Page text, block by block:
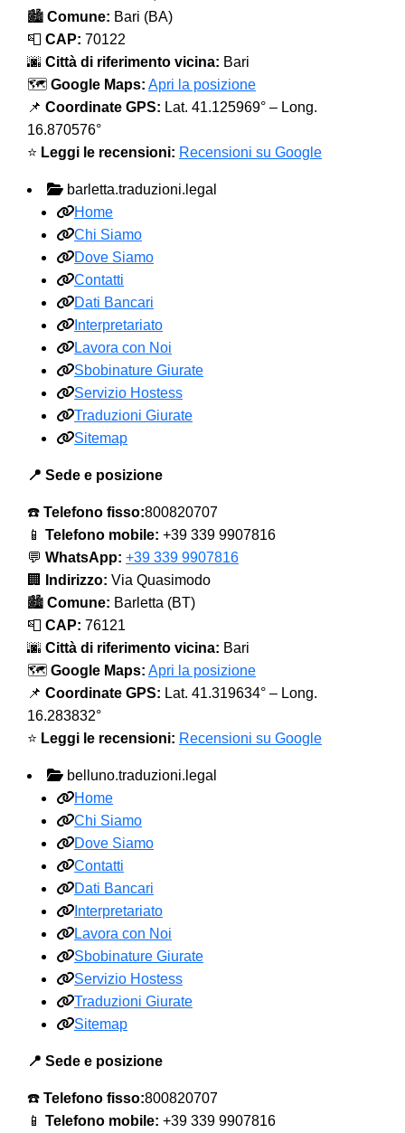
🏙️ Comune: Bari (BA)
📮 CAP: 70122
🌆 Città di riferimento vicina: Bari
🗺️ Google Maps: Apri la posizione
📌 Coordinate GPS: Lat. 41.125969° – Long.
16.870576°
⭐ Leggi le recensioni: Recensioni su Google
barletta.traduzioni.legal
Home
Chi Siamo
Dove Siamo
Contatti
Dati Bancari
Interpretariato
Lavora con Noi
Sbobinature Giurate
Servizio Hostess
Traduzioni Giurate
Sitemap
📍 Sede e posizione
☎️ Telefono fisso:800820707
📱 Telefono mobile: +39 339 9907816
💬 WhatsApp: +39 339 9907816
🏢
Indirizzo: Via Quasimodo
🏙️ Comune: Barletta (BT)
📮 CAP: 76121
🌆 Città di riferimento vicina: Bari
🗺️ Google Maps: Apri la posizione
📌 Coordinate GPS: Lat. 41.319634° – Long.
16.283832°
⭐ Leggi le recensioni: Recensioni su Google
belluno.traduzioni.legal
Home
Chi Siamo
Dove Siamo
Contatti
Dati Bancari
Interpretariato
Lavora con Noi
Sbobinature Giurate
Servizio Hostess
Traduzioni Giurate
Sitemap
📍 Sede e posizione
☎️ Telefono fisso:800820707
📱 Telefono mobile: +39 339 9907816